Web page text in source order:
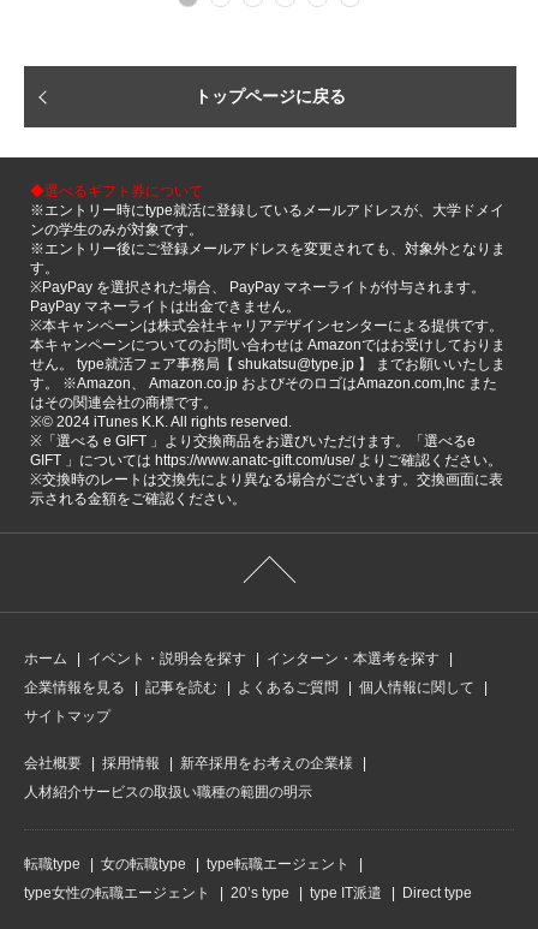
トップページに戻る
◆選べるギフト券について
※エントリー時にtype就活に登録しているメールアドレスが、大学ドメイ
ンの学生のみが対象です。
※エントリー後にご登録メールアドレスを変更されても、対象外となりま
す。
※PayPay を選択された場合、 PayPay マネーライトが付与されます。
PayPay マネーライトは出金できません。
※本キャンペーンは株式会社キャリアデザインセンターによる提供です。
本キャンペーンについてのお問い合わせは Amazonではお受けしておりま
せん。 type就活フェア事務局【 shukatsu@type.jp 】 までお願いいたしま
す。 ※Amazon、 Amazon.co.jp およびそのロゴはAmazon.com,Inc また
はその関連会社の商標です。
※©️ 2024 iTunes K.K. All rights reserved.
※「選べる e GIFT 」より交換商品をお選びいただけます。「選べるe
GIFT 」については https://www.anatc-gift.com/use/ よりご確認ください。
※交換時のレートは交換先により異なる場合がございます。交換画面に表
示される金額をご確認ください。
ホーム イベント・説明会を探す
インターン・本選考を探す
企業情報を見る
記事を読む よくあるご質問
個人情報に関して
サイトマップ
会社概要 採用情報
新卒採用をお考えの企業様
人材紹介サービスの取扱い職種の範囲の明示
転職type 女の転職type
type転職エージェント
type女性の転職エージェント
20’s type type IT派遣 Direct type